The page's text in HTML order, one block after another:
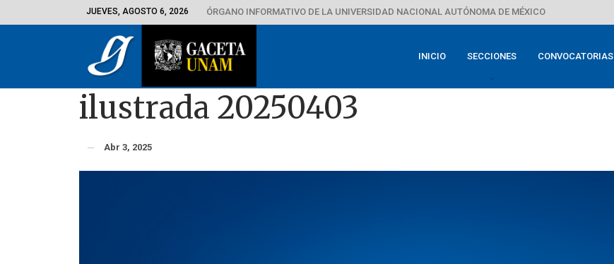
JUEVES, AGOSTO 6, 2026 ÓRGANO INFORMATIVO DE LA UNIVERSIDAD NACIONAL AUTÓNOMA DE MÉXICO
INICIO SECCIONES CONVOCATORIAS
ilustrada 20250403
Abr 3, 2025